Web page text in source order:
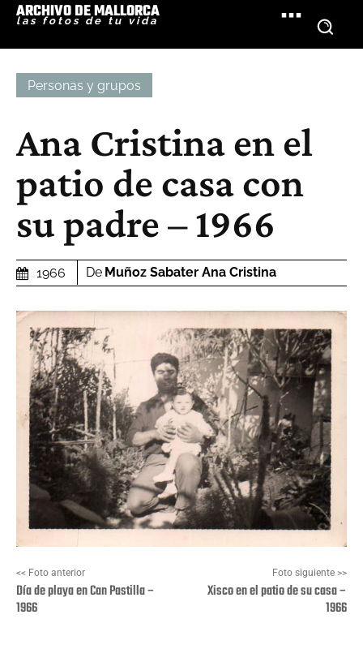
ARCHIVO DE MALLORCA
las fotos de tu vida
Personas y grupos
Ana Cristina en el
patio de casa con
su padre – 1966
1966 De Muñoz Sabater Ana Cristina
<< Foto anterior
Día de playa en Can Pastilla –
1966
Foto siguiente >>
Xisco en el patio de su casa –
1966